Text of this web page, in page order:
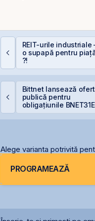
REIT-urile industriale
o supapă pentru
?!
Bittnet lansează
publică pentru
obligațiunile BNET31E
Alege varianta potrivită
PROGRAMEAZĂ